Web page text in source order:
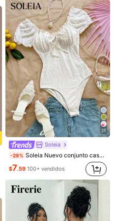
6
-11% Franclia Bodys elegante de mujer con cuello drapeado y decoración de perlas falsas de unicolor
(100+)
$9.99 1.8k+ vendidos
25
Soleia
-29% Soleia Nuevo conjunto casual para volver a la escuela, vacaciones, boda en la playa de estilo occidental, invitada de boda, graduación, brunch, ropa de mujer, Día de San Patricio, vacaciones de primavera, Pascua, festival de música, elegante bohemio, tropical, elegante, blanco crema, manga de pétalo, camiseta texturizada, body
$7.59 100+ vendidos